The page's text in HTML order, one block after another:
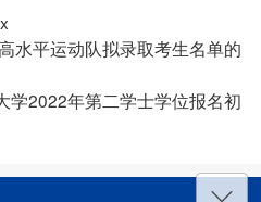
水平运动队拟录取考生名单的
学2022年第二学士学位报名初